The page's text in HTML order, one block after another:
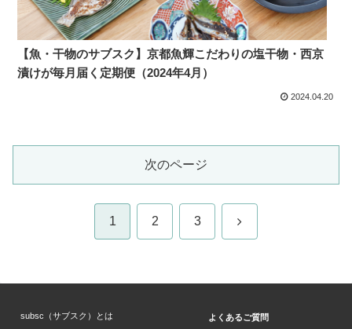
【魚・干物のサブスク】京都魚輝こだわりの塩干物・西京
漬けが毎月届く定期便（2024年4月）
2024.04.20
次のページ
1 2 3 次
subsc（サブスク）とは よくあるご質問